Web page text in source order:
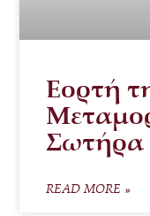
Εορτή
READ MORE »